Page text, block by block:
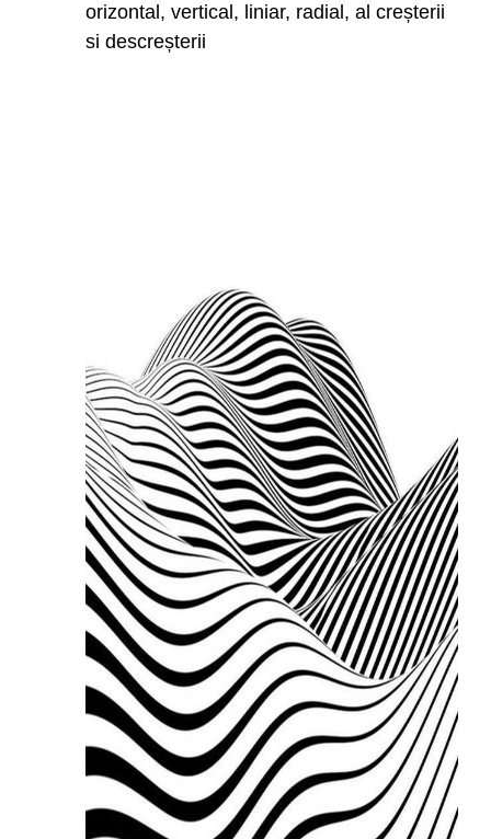
orizontal, vertical, liniar, radial, al creșterii
si descreșterii